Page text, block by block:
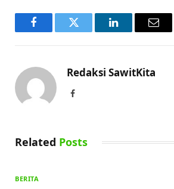
FacebookTwitter LinkedIn
Redaksi SawitKita
Facebook
Related Posts
BERITA